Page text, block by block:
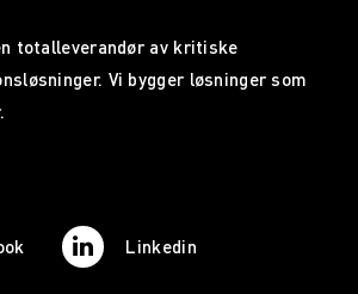
totalleverandør av kritiske
Vi bygger løsninger som
Linkedin